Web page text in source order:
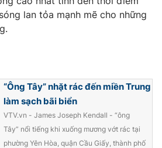
Infographic
Shorts video
lan tỏa mạnh mẽ cho những
“Ông Tây” nhặt rác đến miền Trung
làm sạch bãi biển
VTV.vn - James Joseph Kendall - “ông
Tây” nổi tiếng khi xuống mương vớt rác tại
phường Yên Hòa, quận Cầu Giấy, thành phố